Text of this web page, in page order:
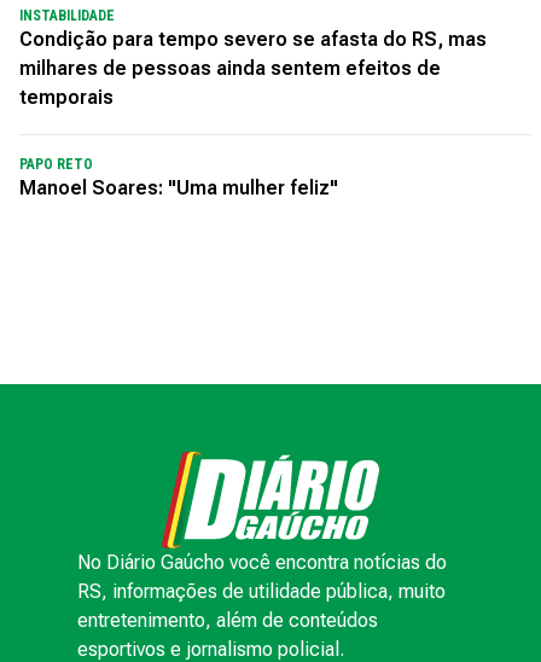
INSTABILIDADE
Condição para tempo severo se afasta do RS, mas
milhares de pessoas ainda sentem efeitos de
temporais
PAPO RETO
Manoel Soares: "Uma mulher feliz"
No Diário Gaúcho você encontra notícias do
RS, informações de utilidade pública, muito
entretenimento, além de conteúdos
esportivos e jornalismo policial.